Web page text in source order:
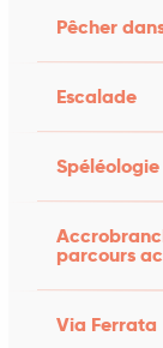
Pêcher
Escalade
Spéléologie
parcours
Via Ferrata